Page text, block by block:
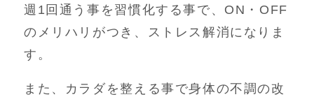
週1回通う事を習慣化する事で、ON・OFF
のメリハリがつき、ストレス解消になりま
す。
また、カラダを整える事で身体の不調の改